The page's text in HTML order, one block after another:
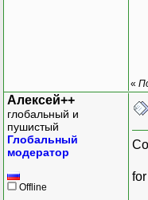
«
Алексей++
глобальный и
пушистый
Глобальный
модератор
Offline